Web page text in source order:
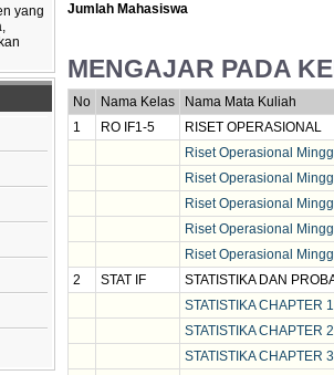
yang
Jumlah Mahasiswa
MENGAJAR PADA
No Nama Kelas Nama Mata Kuliah
1
RO IF1-5 RISET OPERASIONAL
Riset Operasional
Riset Operasional
Riset Operasional
Riset Operasional
Riset Operasional
2
STAT IF STATISTIKA DAN
STATISTIKA CHAPTER 1
STATISTIKA CHAPTER 2
STATISTIKA CHAPTER 3